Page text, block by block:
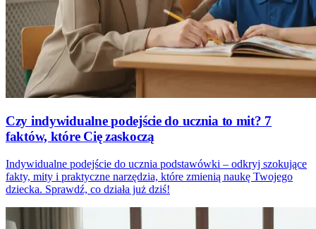
Czy indywidualne podejście do ucznia to mit? 7
faktów, które Cię zaskoczą
Indywidualne podejście do ucznia podstawówki – odkryj szokujące
fakty, mity i praktyczne narzędzia, które zmienią naukę Twojego
dziecka. Sprawdź, co działa już dziś!